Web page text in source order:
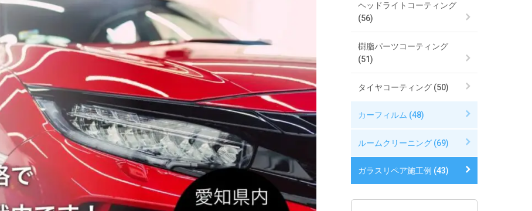
ヘッドライトコーティング
(56)
樹脂パーツコーティング
(51)
タイヤコーティング (50)
カーフィルム (48)
ルームクリーニング (69)
ガラスリペア施工例 (43)